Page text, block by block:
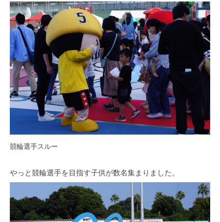
競輪選手スルー
やっと競輪選手を目指す子供が数名集まりました。